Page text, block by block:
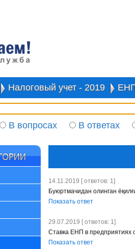
Налоговый учет - 2019
В вопросах В ответах
14.11.2019 [ ответов: 1]
Буюртмачидан олинган
Показать ответ
29.07.2019 [ ответов: 1]
Ставка ЕНП в предприятиях
Показать ответ